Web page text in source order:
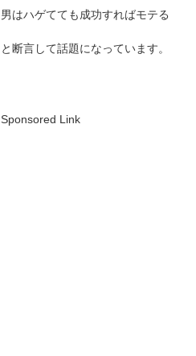
男はハゲてても成功すればモテる
と断言して話題になっています。
Sponsored Link